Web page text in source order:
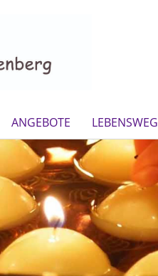
ANGEBOTE LEBENSWEG